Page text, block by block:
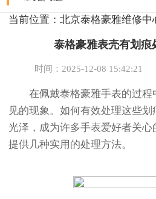
节假日正常营业！
当前位置： 北京泰格豪雅维修中
泰格豪雅表壳有划痕
时间：2025-12-08 15:42:21
在佩戴泰格豪雅手表的过程
见的现象。如何有效处理这些
光泽，成为许多手表爱好者关
提供几种实用的处理方法。